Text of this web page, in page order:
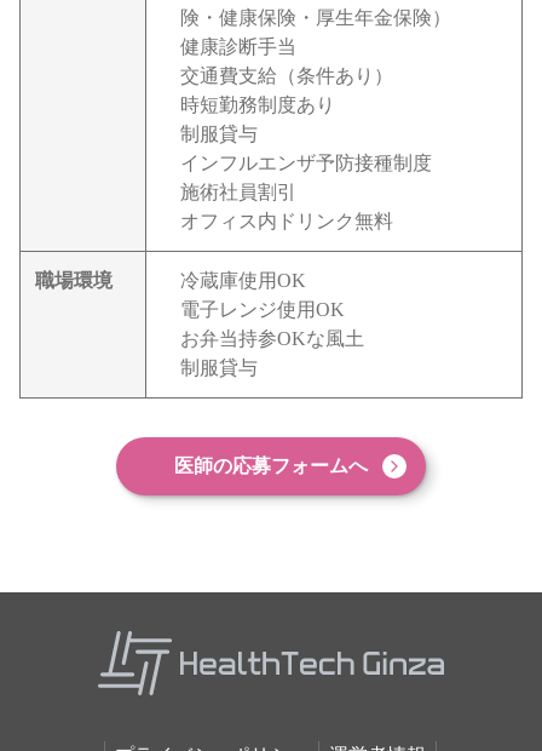
険・健康保険・厚生年金保険）
健康診断手当
交通費支給（条件あり）
時短勤務制度あり
制服貸与
インフルエンザ予防接種制度
施術社員割引
オフィス内ドリンク無料
職場環境
冷蔵庫使用OK
電子レンジ使用OK
お弁当持参OKな風土
制服貸与
医師の応募フォームへ